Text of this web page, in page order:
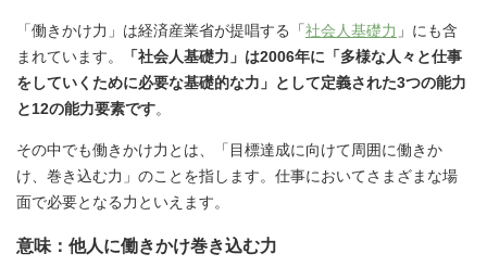
「働きかけ力」は経済産業省が提唱する「社会人基礎力 」にも含
まれています。
「社会人基礎力」は2006年に「多様な人々と仕事
をしていくために必要な基礎的な力」として定義された3つの能力
と12の能力要素です。
その中でも働きかけ力とは、「目標達成に向けて周囲に働きか
け、巻き込む力」のことを指します。仕事においてさまざまな場
面で必要となる力といえます。
意味：他人に働きかけ巻き込む力